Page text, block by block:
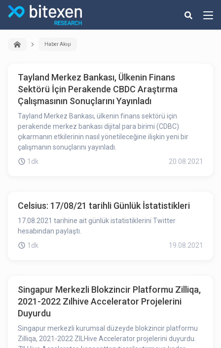
Haber Akışı
Tayland Merkez Bankası, Ülkenin Finans
Sektörü İçin Perakende CBDC Araştırma
Çalışmasının Sonuçlarını Yayınladı
Tayland Merkez Bankası, ülkenin finans sektörü için
perakende merkez bankası dijital para birimi (CDBC)
çıkarmanın etkilerinin nasıl yönetileceğine ilişkin yeni bir
çalışmanın sonuçlarını yayınladı.
1dk
20.08.2021
Celsius: 17/08/21 tarihli Günlük İstatistikleri
17.08.2021 tarihine ait günlük istatistiklerini Twitter
hesabından paylaştı.
1dk
19.08.2021
Singapur Merkezli Blokzincir Platformu Zilliqa,
2021-2022 Zılhive Accelerator Projelerini
Duyurdu
Singapur merkezli kurumsal düzeyde blokzincir platformu
Zilliqa, 2021-2022 ZILHive Accelerator projelerini duyurdu.